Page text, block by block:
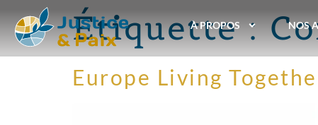
À PROPOS NOS
Étiquette :
Europe Living